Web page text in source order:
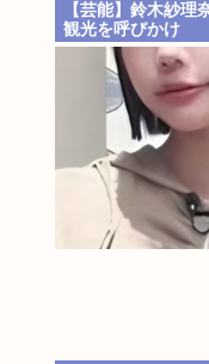
【芸能】鈴木紗理
観光を呼びかけ